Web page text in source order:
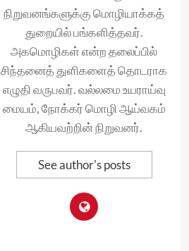
நிறுவனங்களுக்கு மொழியாக்கத்
துறையில் பங்களித்தவர்.
அகமொழிகள் என்ற தலைப்பில்
சிந்தனைத் துளிகளைத் தொடராக
எழுதி வருபவர். வல்லமை உயராய்வு
மையம், நோக்கர் மொழி ஆய்வகம்
ஆகியவற்றின் நிறுவனர்.
See author's posts